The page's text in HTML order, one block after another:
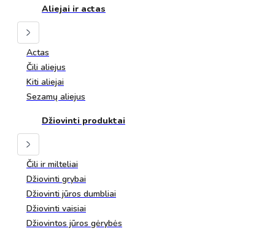
Aliejai ir actas
Actas
Čili aliejus
Kiti aliejai
Sezamų aliejus
Džiovinti produktai
Čili ir milteliai
Džiovinti grybai
Džiovinti jūros dumbliai
Džiovinti vaisiai
Džiovintos jūros gėrybės